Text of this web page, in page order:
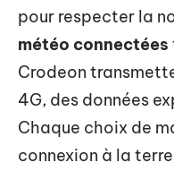
pour respecter la
météo connectées
Crodeon
4G, des données
Chaque choix de
connexion à la